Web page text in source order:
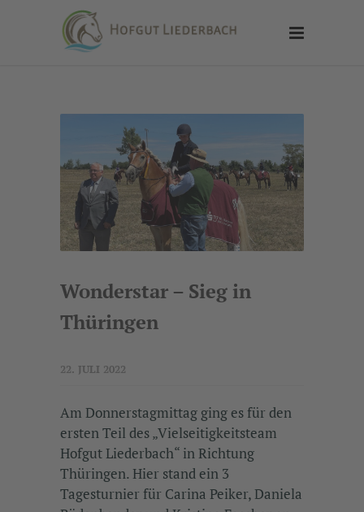
Wonderstar – Sieg in
Thüringen
22. JULI 2022
Am Donnerstagmittag ging es für den
ersten Teil des „Vielseitigkeitsteam
Hofgut Liederbach“ in Richtung
Thüringen. Hier stand ein 3
Tagesturnier für Carina Peiker, Daniela